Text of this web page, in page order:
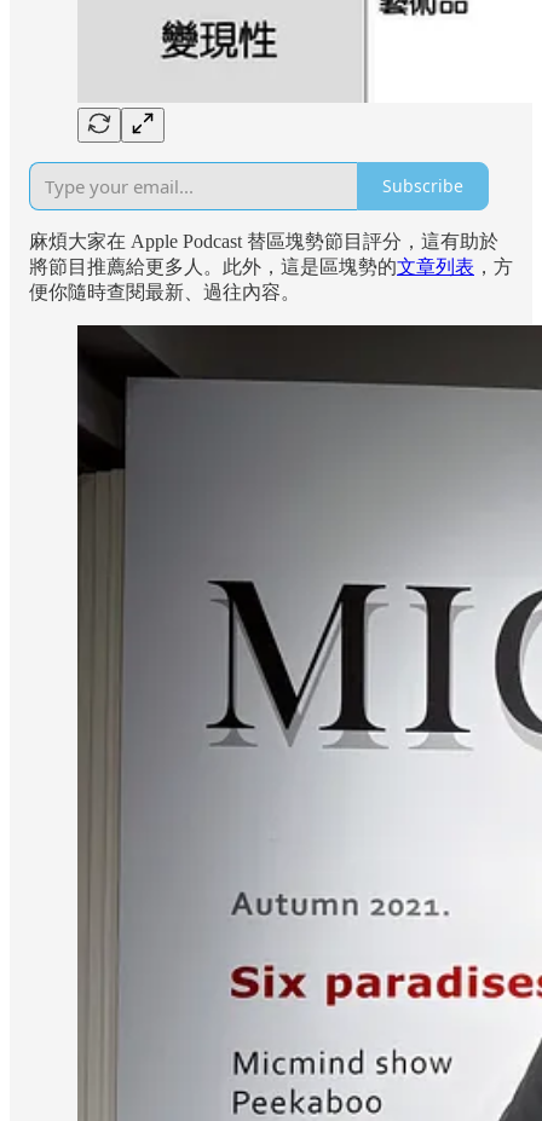
Subscribe
麻煩大家在 Apple Podcast 替區塊勢節目評分，這有助於
將節目推薦給更多人。此外，這是區塊勢的文章列表 ，方
便你隨時查閱最新、過往內容。